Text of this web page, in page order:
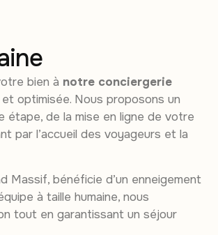
bien à notre conciergerie
optimisée. Nous proposons un
étape, de la mise en ligne de votre
par l’accueil des voyageurs et la
Massif, bénéficie d’un enneigement
à taille humaine, nous
tout en garantissant un séjour